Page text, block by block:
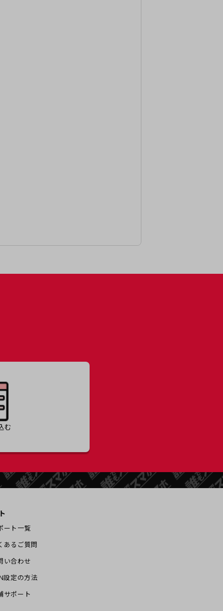
む
ート一覧
あるご質問
い合わせ
設定の方法
サポート